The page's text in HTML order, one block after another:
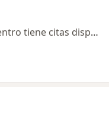
Ningún profesional de este centro tiene citas disponibles